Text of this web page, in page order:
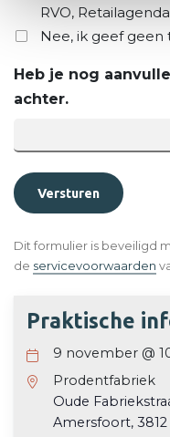
RVO,
Nee, ik geef
Heb je nog
achter.
Dit formulier is beveiligd
de servicevoorwaarden
Praktische
9 november @
Prodentfabriek
Oude
Amersfoort,